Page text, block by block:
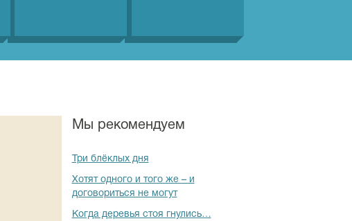
Мы рекомендуем
Три блёклых дня
Хотят одного и того же – и
договориться не могут
Когда деревья стоя гнулись…